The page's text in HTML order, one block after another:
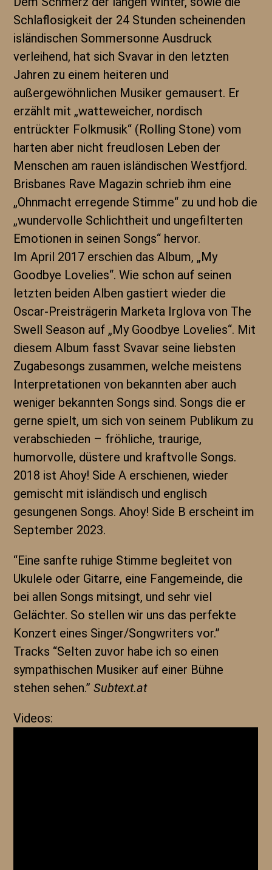
Schlaflosigkeit der 24 Stunden scheinenden
isländischen Sommersonne Ausdruck
verleihend, hat sich Svavar in den letzten
Jahren zu einem heiteren und
außergewöhnlichen Musiker gemausert. Er
erzählt mit „watteweicher, nordisch
entrückter Folkmusik“ (Rolling Stone) vom
harten aber nicht freudlosen Leben der
Menschen am rauen isländischen Westfjord.
Brisbanes Rave Magazin schrieb ihm eine
„Ohnmacht erregende Stimme“ zu und hob die
„wundervolle Schlichtheit und ungefilterten
Emotionen in seinen Songs“ hervor.
Im April 2017 erschien das Album, „My
Goodbye Lovelies“. Wie schon auf seinen
letzten beiden Alben gastiert wieder die
Oscar-Preisträgerin Marketa Irglova von The
Swell Season auf „My Goodbye Lovelies“. Mit
diesem Album fasst Svavar seine liebsten
Zugabesongs zusammen, welche meistens
Interpretationen von bekannten aber auch
weniger bekannten Songs sind. Songs die er
gerne spielt, um sich von seinem Publikum zu
verabschieden – fröhliche, traurige,
humorvolle, düstere und kraftvolle Songs.
2018 ist Ahoy! Side A erschienen, wieder
gemischt mit isländisch und englisch
gesungenen Songs. Ahoy! Side B erscheint im
September 2023.
“Eine sanfte ruhige Stimme begleitet von
Ukulele oder Gitarre, eine Fangemeinde, die
bei allen Songs mitsingt, und sehr viel
Gelächter. So stellen wir uns das perfekte
Konzert eines Singer/Songwriters vor.”
Tracks “Selten zuvor habe ich so einen
sympathischen Musiker auf einer Bühne
stehen sehen.”Subtext.at
Videos: